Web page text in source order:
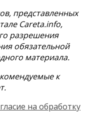
представленных
Careta.info,
разрешения
обязательной
материала.
к
на обработку